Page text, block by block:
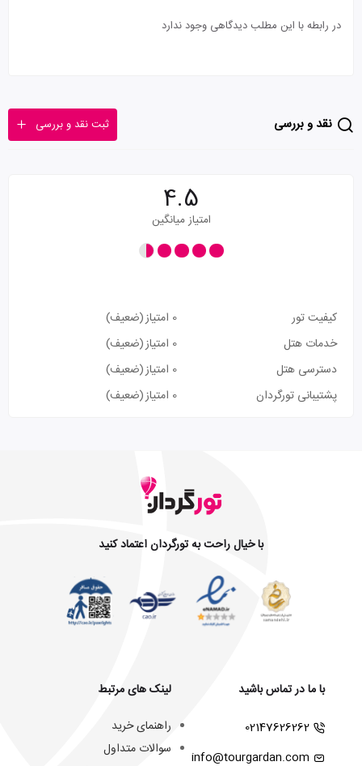
در رابطه با این مطلب دیدگاهی وجود ندارد
نقد و بررسی ثبت نقد و بررسی
4.5
امتیاز میانگین
کیفیت تور 0 امتیاز
(ضعیف)
خدمات هتل
0 امتیاز
(ضعیف)
دسترسی هتل
0 امتیاز
(ضعیف)
پشتیبانی تورگردان
0 امتیاز (ضعیف)
با خیال راحت به تورگردان اعتماد کنید
با ما در تماس باشید
02147626262
info@tourgardan.com
لینک های مرتبط
راهنمای خرید
سوالات متداول